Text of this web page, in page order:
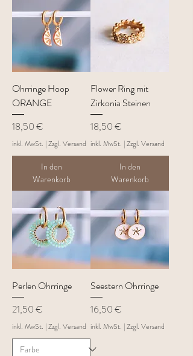
Ohrringe Hoop
ORANGE
Preis
18,50 €
inkl. MwSt. |Zzgl. Versand
In den
Warenkorb
Flower Ring mit
Zirkonia Steinen
Preis
18,50 €
inkl. MwSt. |Zzgl. Versand
In den
Warenkorb
Perlen Ohrringe
Preis
21,50 €
inkl. MwSt. |Zzgl. Versand
Seestern Ohrringe
Preis
16,50 €
inkl. MwSt. |Zzgl. Versand